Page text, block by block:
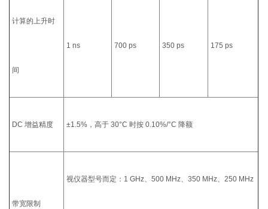
计算的上升时
间
1 ns 700 ps 350 ps 175 ps
DC 增益精度 ±1.5%，高于 30°C 时按 0.10%/°C 降额
带宽限制
视仪器型号而定：1 GHz、500 MHz、350 MHz、250 MHz